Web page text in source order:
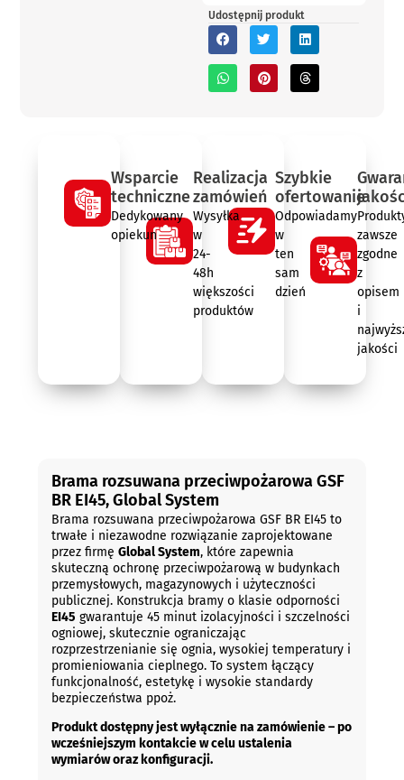
Udostępnij produkt
Wsparcie
techniczne
Dedykowany
opiekun
Realizacja
zamówień
Wysyłka
w
24-
48h
większości
produktów
Szybkie
ofertowanie
Odpowiadamy
w
ten
sam
dzień
zawsze
zgodne
z
opisem
i
jakości
Brama rozsuwana przeciwpożarowa GSF
BR EI45, Global System
Brama rozsuwana przeciwpożarowa GSF BR EI45 to
trwałe i niezawodne rozwiązanie zaprojektowane
przez firmę Global System, które zapewnia
skuteczną ochronę przeciwpożarową w budynkach
przemysłowych, magazynowych i użyteczności
publicznej. Konstrukcja bramy o klasie odporności
EI45 gwarantuje 45 minut izolacyjności i szczelności
ogniowej, skutecznie ograniczając
rozprzestrzenianie się ognia, wysokiej temperatury i
promieniowania cieplnego. To system łączący
funkcjonalność, estetykę i wysokie standardy
bezpieczeństwa ppoż.
Produkt dostępny jest wyłącznie na zamówienie – po
wcześniejszym kontakcie w celu ustalenia
wymiarów oraz konfiguracji.